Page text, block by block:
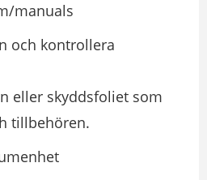
manuals
och kontrollera
eller skyddsfoliet som
tillbehören.